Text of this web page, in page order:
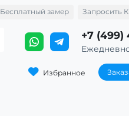
+7 (499)
Избранное
Бесплатный замер Запросить